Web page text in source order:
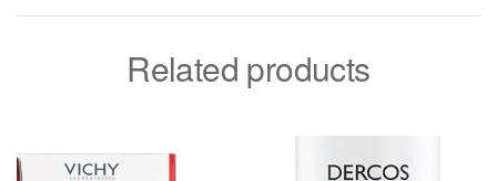
Related products